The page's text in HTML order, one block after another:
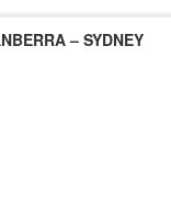
– SYDNEY